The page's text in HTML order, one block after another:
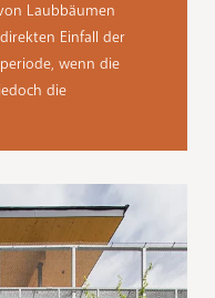
Laubbäumen
Einfall der
wenn die
die